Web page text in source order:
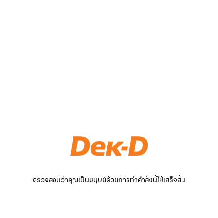
ตรวจสอบว่าคุณเป็นมนุษย์ด้วยการทำคำสั่งนี้ให้เสร็จสิ้น